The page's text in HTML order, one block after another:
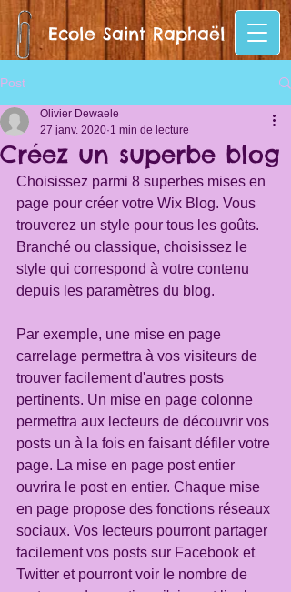
Ecole Saint Raphaël
Post
Créez un superbe blog
Olivier Dewaele
27 janv. 2020 1 min de lecture
Choisissez parmi 8 superbes mises en
page pour créer votre Wix Blog. Vous
trouverez un style pour tous les goûts.
Branché ou classique, choisissez le
style qui correspond à votre contenu
depuis les paramètres du blog.
Par exemple, une mise en page
carrelage permettra à vos visiteurs de
trouver facilement d'autres posts
pertinents. Un mise en page colonne
permettra aux lecteurs de découvrir vos
posts un à la fois en faisant défiler votre
page. La mise en page post entier
ouvrira le post en entier. Chaque mise
en page propose des fonctions réseaux
sociaux. Vos lecteurs pourront partager
facilement vos posts sur Facebook et
Twitter et pourront voir le nombre de